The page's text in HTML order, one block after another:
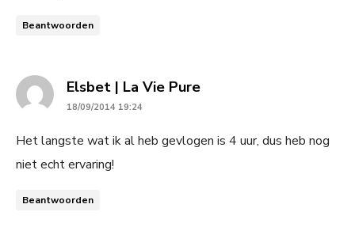
Beantwoorden
Elsbet | La Vie Puresays:
18/09/2014 19:24
Het langste wat ik al heb gevlogen is 4 uur, dus heb nog
niet echt ervaring!
Beantwoorden